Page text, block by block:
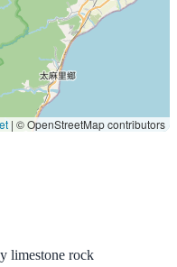
| © OpenStreetMap contributors
limestone rock